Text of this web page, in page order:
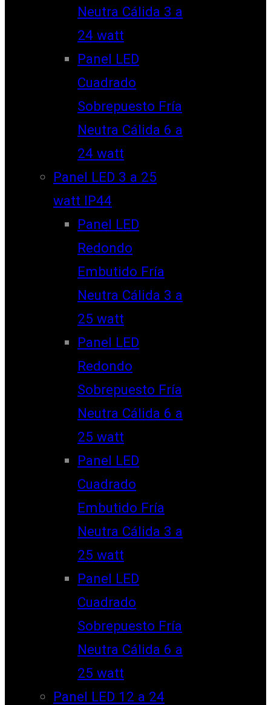
Neutra Cálida 3 a
24 watt
Panel LED
Cuadrado
Sobrepuesto Fría
Neutra Cálida 6 a
24 watt
Panel LED 3 a 25
watt IP44
Panel LED
Redondo
Embutido Fría
Neutra Cálida 3 a
25 watt
Panel LED
Redondo
Sobrepuesto Fría
Neutra Cálida 6 a
25 watt
Panel LED
Cuadrado
Embutido Fría
Neutra Cálida 3 a
25 watt
Panel LED
Cuadrado
Sobrepuesto Fría
Neutra Cálida 6 a
25 watt
Panel LED 12 a 24